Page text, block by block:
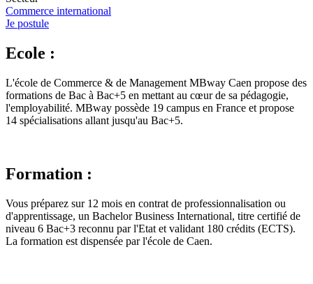
Commerce international
Je postule
Ecole :
L'école de Commerce & de Management MBway Caen propose des
formations de Bac à Bac+5 en mettant au cœur de sa pédagogie,
l'employabilité. MBway possède 19 campus en France et propose
14 spécialisations allant jusqu'au Bac+5.
Formation :
Vous préparez sur 12 mois en contrat de professionnalisation ou
d'apprentissage, un Bachelor Business International, titre certifié de
niveau 6 Bac+3 reconnu par l'Etat et validant 180 crédits (ECTS).
La formation est dispensée par l'école de Caen.